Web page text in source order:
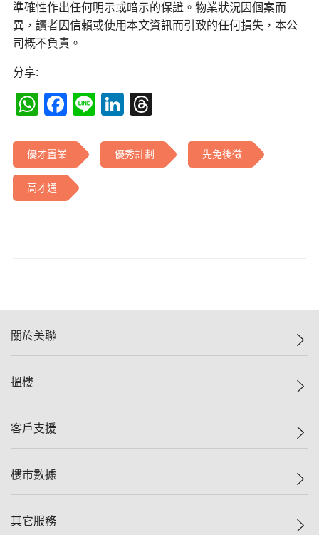
準確性作出任何明示或暗示的保證。物業狀況因個案而
異，讀者因信賴或使用本文資訊而引致的任何損失，本公
司概不負責。
分享:
WhatsApp
Facebook
LineLinkedIn
優才置業 優秀計劃 先免後徵
高才通
關於美聯
美聯集團
人才招募
搵樓
一手新盤
減價
美聯豪宅
客戶支援
自助放盤
查詢熱線
樓市數據
樓價指數
其它服務